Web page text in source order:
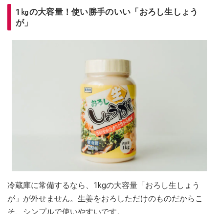
1㎏の大容量！使い勝手のいい「おろし生しょう
が」
冷蔵庫に常備するなら、1kgの大容量「おろし生しょう
が」が外せません。生姜をおろしただけのものだからこ
そ、シンプルで使いやすいです。